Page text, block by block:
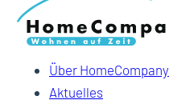
Über HomeCompany
Aktuelles